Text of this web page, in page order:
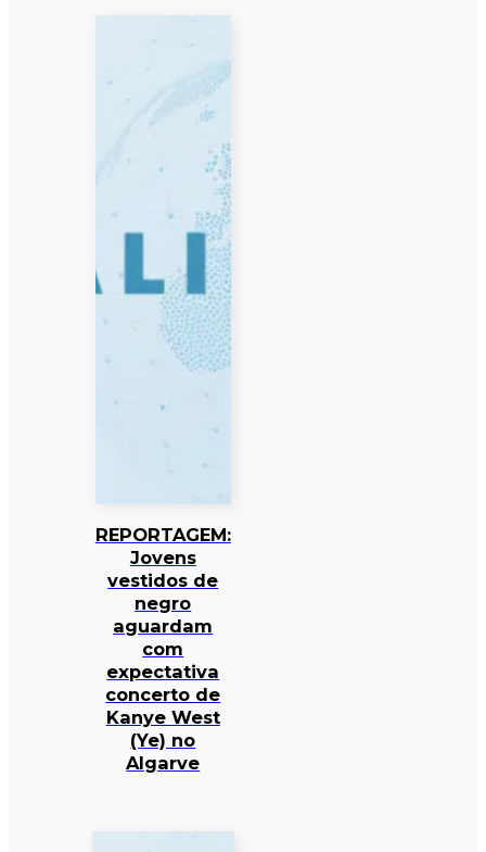
REPORTAGEM:
Jovens
vestidos de
negro
aguardam
com
expectativa
concerto de
Kanye West
(Ye) no
Algarve